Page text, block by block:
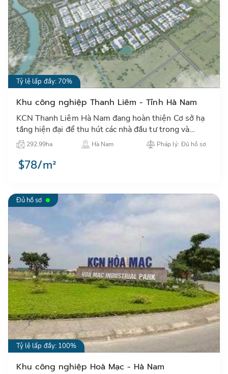
Tỷ lệ lấp đầy: 70%
Khu công nghiệp Thanh Liêm - Tỉnh Hà Nam
KCN Thanh Liêm Hà Nam đang hoàn thiện Cơ sở hạ
tầng hiện đại để thu hút các nhà đầu tư trong và
ngoài nước đến thuê đất, xưởng sản xuất…
292.99ha Hà Nam Pháp lý: Đủ hồ sơ
$78/m²
Đủ hồ sơ
Tỷ lệ lấp đầy: 100%
Khu công nghiệp Hoà Mạc - Hà Nam